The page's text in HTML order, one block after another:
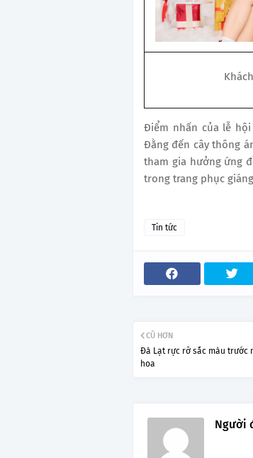
Điểm nhấn của lễ
Đằng đến cây thông
tham gia hưởng ứng
trong trang phục
Tin tức
CŨ HƠN
Đà Lạt rực rỡ sắc màu trước
hoa
Người